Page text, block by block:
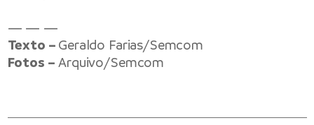
— — —
Texto – Geraldo Farias/Semcom
Fotos – Arquivo/Semcom